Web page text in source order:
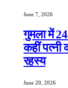
June 7, 2026
गुमला में
कहीं पत्नी
रहस्य
June 20, 2026